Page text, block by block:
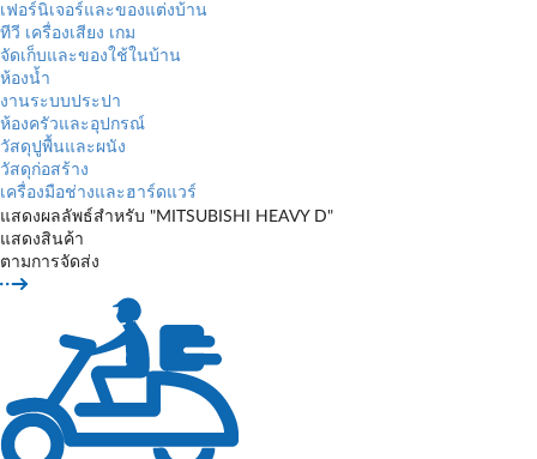
เฟอร์นิเจอร์และของแต่งบ้าน
ทีวี เครื่องเสียง เกม
จัดเก็บและของใช้ในบ้าน
ห้องน้ำ
งานระบบประปา
ห้องครัวและอุปกรณ์
วัสดุปูพื้นและผนัง
วัสดุก่อสร้าง
เครื่องมือช่างและฮาร์ดแวร์
แสดงผลลัพธ์สำหรับ "MITSUBISHI HEAVY D"
แสดงสินค้า
ตามการจัดส่ง